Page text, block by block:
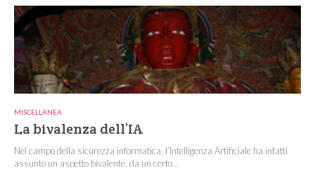
MISCELLANEA
La bivalenza dell’IA
Nel campo della sicurezza informatica, l’Intelligenza Artificiale ha infatti
assunto un aspetto bivalente, da un certo...